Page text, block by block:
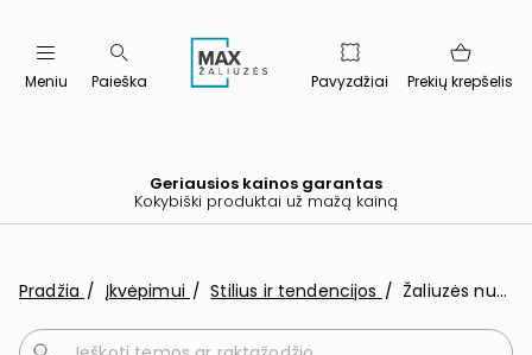
Meniu Paieška Pavyzdžiai Prekių krepšelis
Geriausios kainos garantas
Kokybiški produktai už mažą kainą
Pradžia Įkvėpimui Stilius ir tendencijos Žaliuzės nuomojamame bute: kaip susikurti jaukumą negręžiant sienų ar langų